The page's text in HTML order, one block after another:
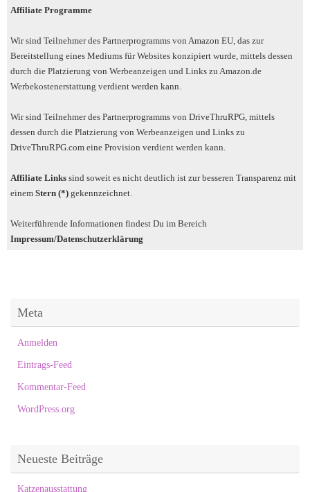
Affiliate Programme
Wir sind Teilnehmer des Partnerprogramms von Amazon EU, das zur
Bereitstellung eines Mediums für Websites konzipiert wurde, mittels dessen
durch die Platzierung von Werbeanzeigen und Links zu Amazon.de
Werbekostenerstattung verdient werden kann.
Wir sind Teilnehmer des Partnerprogramms von DriveThruRPG, mittels
dessen durch die Platzierung von Werbeanzeigen und Links zu
DriveThruRPG.com eine Provision verdient werden kann.
Affiliate Links sind soweit es nicht deutlich ist zur besseren Transparenz mit
einem Stern (*) gekennzeichnet.
Weiterführende Informationen findest Du im Bereich
Impressum/Datenschutzerklärung
Meta
Anmelden
Eintrags-Feed
Kommentar-Feed
WordPress.org
Neueste Beiträge
Katzenausstattung